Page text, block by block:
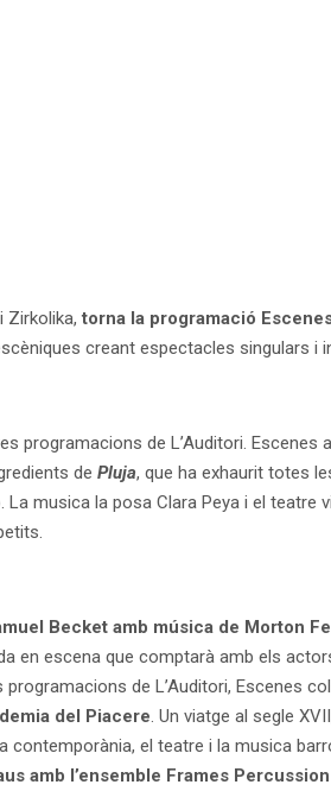
Zirkolika,torna la programació
creant espectacles singulars i
programacions de L’Auditori. Escenes
de Pluja, que ha exhaurit totes
musica la posa Clara Peya i el teatre
Becket amb música de Morton
en escena que comptarà amb els
de L’Auditori, Escenes
del Piacere. Un viatge al segle
contemporània, el teatre i la musica
amb l’ensemble Frames Percussion